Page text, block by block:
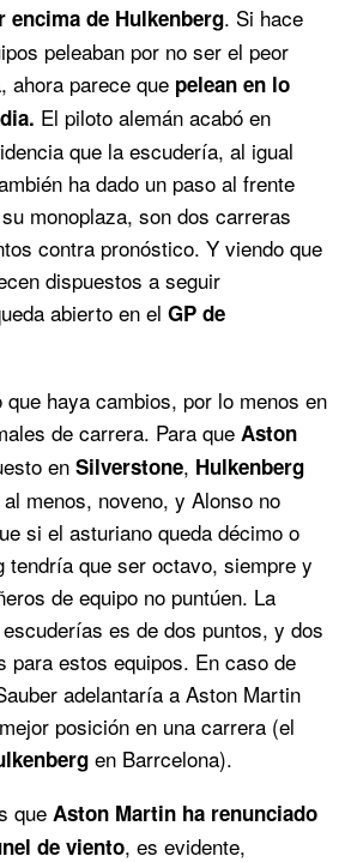
de Hulkenberg. Si hace
peleaban por no ser el peor
ahora parece que pelean en lo
El piloto alemán acabó en
que la escudería, al igual
ha dado un paso al frente
monoplaza, son dos carreras
contra pronóstico. Y viendo que
dispuestos a seguir
abierto en el GP de
haya cambios, por lo menos en
de carrera. Para que Aston
en Silverstone, Hulkenberg
menos, noveno, y Alonso no
si el asturiano queda décimo o
tendría que ser octavo, siempre y
de equipo no puntúen. La
es de dos puntos, y dos
para estos equipos. En caso de
adelantaría a Aston Martin
posición en una carrera (el
en Barrcelona).
que Aston Martin ha renunciado
de viento, es evidente,